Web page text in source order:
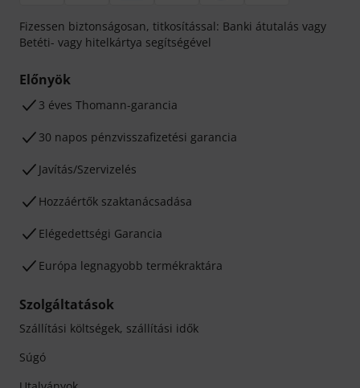
Fizessen biztonságosan, titkosítással: Banki átutalás vagy
Betéti- vagy hitelkártya segítségével
Előnyök
3 éves Thomann-garancia
30 napos pénzvisszafizetési garancia
Javítás/Szervizelés
Hozzáértők szaktanácsadása
Elégedettségi Garancia
Európa legnagyobb termékraktára
Szolgáltatások
Szállítási költségek, szállítási idők
Súgó